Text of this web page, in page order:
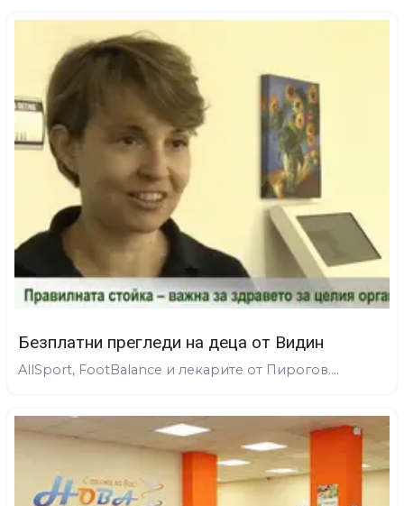
Безплатни прегледи на деца от Видин
AllSport, FootBalance и лекарите от Пирогов....